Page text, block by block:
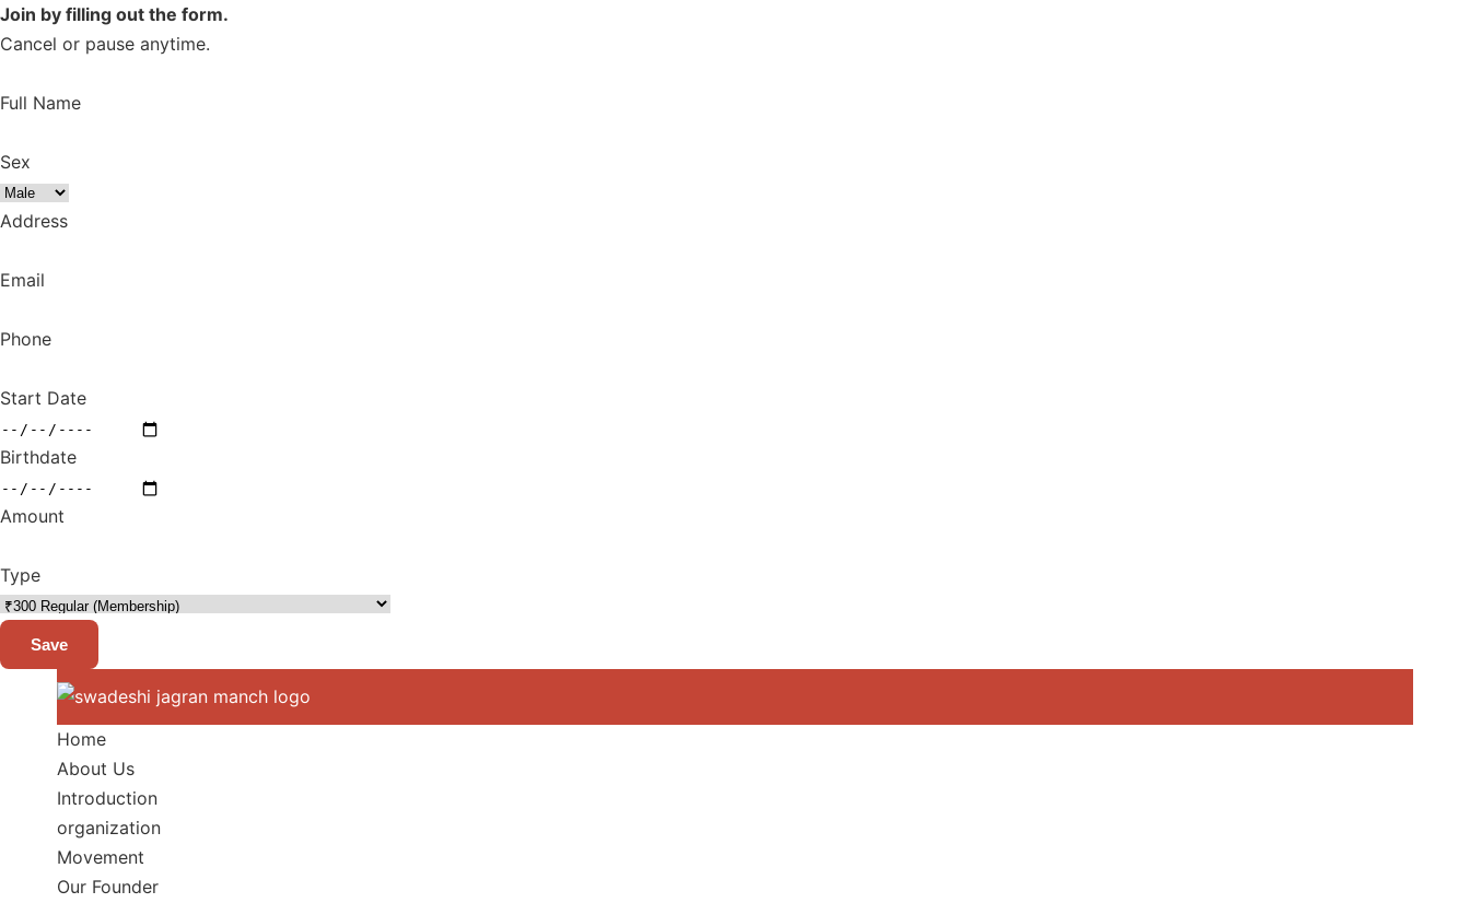
Join by filling out the form.
Cancel or pause anytime.
Full Name
Sex
Address
Email
Phone
Start Date
Birthdate
Amount
Type
Save
Home
About Us
Introduction
organization
Movement
Our Founder